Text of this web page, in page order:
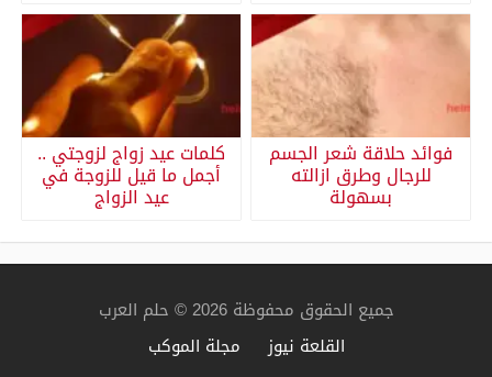
فوائد حلاقة شعر الجسم
للرجال وطرق ازالته
بسهولة
كلمات عيد زواج لزوجتي ..
أجمل ما قيل للزوجة في
عيد الزواج
جميع الحقوق محفوظة 2026 © حلم العرب
القلعة نيوز
مجلة الموكب